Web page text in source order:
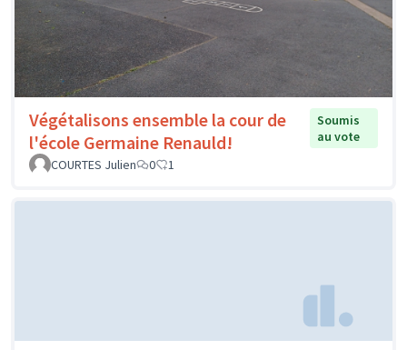
Végétalisons ensemble la cour de
l'école Germaine Renauld!
Soumis
au vote
COURTES Julien
0 1